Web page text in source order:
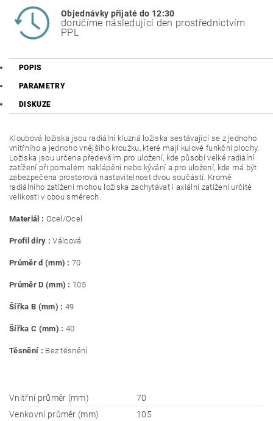
Objednávky přijaté do 12:30
doručíme následující den prostřednictvím
PPL
POPIS
PARAMETRY
DISKUZE
Kloubová ložiska jsou radiální kluzná ložiska sestávající se z jednoho
vnitřního a jednoho vnějšího kroužku, které mají kulové funkční plochy.
Ložiska jsou určena především pro uložení, kde působí velké radiální
zatížení při pomalém naklápění nebo kývání a pro uložení, kde má být
zabezpečena prostorová nastavitelnost dvou součástí. Kromě
radiálního zatížení mohou ložiska zachytávat i axiální zatížení určité
velikosti v obou směrech.
Materiál : Ocel/Ocel
Profil díry : Válcová
Průměr d (mm) :70
Průměr D (mm) : 105
Šířka B (mm) : 49
Šířka C (mm) : 40
Těsnění : Bez těsnění
Vnitřní průměr (mm)
70
Venkovní průměr (mm)
105